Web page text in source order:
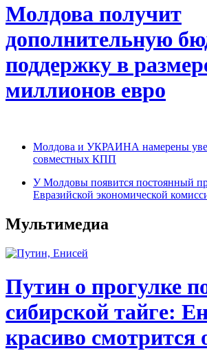
Молдова получит
дополнительную
поддержку в
миллионов евро
Молдова и УКРАИНА намерены
совместных КПП
У Молдовы появится постоянный
Евразийской экономической
Мультимедиа
Путин о прогулке
сибирской тайге:
красиво смотрится